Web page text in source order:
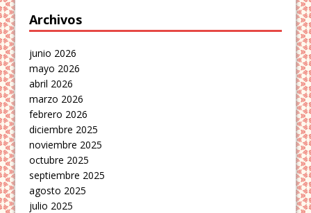
Archivos
junio 2026
mayo 2026
abril 2026
marzo 2026
febrero 2026
diciembre 2025
noviembre 2025
octubre 2025
septiembre 2025
agosto 2025
julio 2025